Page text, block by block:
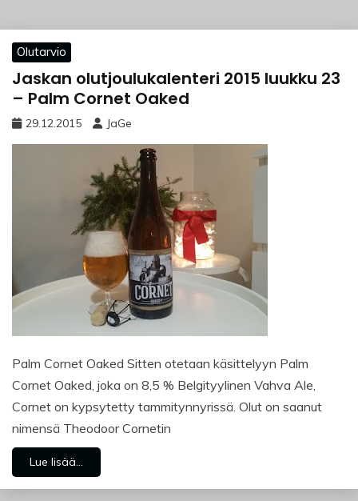
Olutarvio
Jaskan olutjoulukalenteri 2015 luukku 23
– Palm Cornet Oaked
29.12.2015 JaGe
Palm Cornet Oaked Sitten otetaan käsittelyyn Palm
Cornet Oaked, joka on 8,5 % Belgityylinen Vahva Ale,
Cornet on kypsytetty tammitynnyrissä. Olut on saanut
nimensä Theodoor Cornetin
Lue lisää...